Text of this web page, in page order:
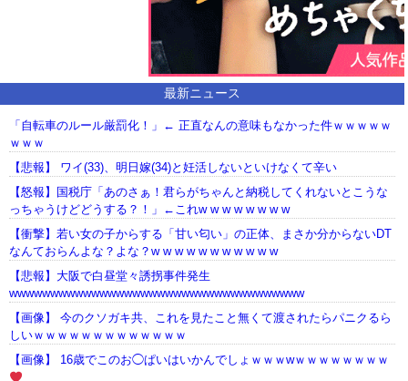
最新ニュース
「自転車のルール厳罰化！」← 正直なんの意味もなかった件ｗｗｗｗｗ
ｗｗｗ
【悲報】 ワイ(33)、明日嫁(34)と妊活しないといけなくて辛い
【怒報】国税庁「あのさぁ！君らがちゃんと納税してくれないとこうな
っちゃうけどどうする？！」←これw w w w w w w w
【衝撃】若い女の子からする「甘い匂い」の正体、まさか分からないDT
なんておらんよな？よな？w w w w w w w w w w w
【悲報】大阪で白昼堂々誘拐事件発生
wwwwwwwwwwwwwwwwwwwwwwwwwwwwwwwwwwww
【画像】 今のクソガキ共、これを見たこと無くて渡されたらパニクるら
しいｗｗｗｗｗｗｗｗｗｗｗｗｗ
【画像】 16歳でこのお◯ぱいはいかんでしょｗｗｗwｗｗｗｗｗｗｗｗ